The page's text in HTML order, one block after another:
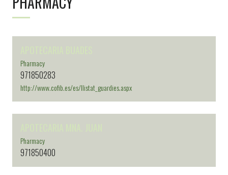
Pharmacy
971850283
http://www.cofib.es/es/llistat_guardies.aspx
Pharmacy
971850400